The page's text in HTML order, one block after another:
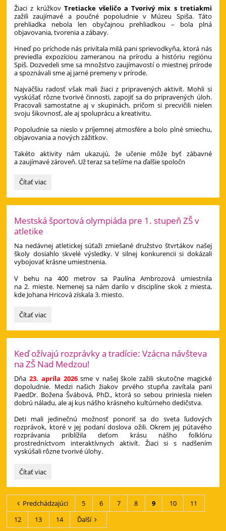
Žiaci z krúžkov Tretiacke všeličo a Tvorivý mix s tretiakmi
zažili zaujímavé a poučné popoludnie v Múzeu Spiša. Táto
prehliadka nebola len obyčajnou prehliadkou – bola plná
objavovania, tvorenia a zábavy.
Hneď po príchode nás privítala milá pani sprievodkyňa, ktorá nás
previedla expozíciou zameranou na prírodu a históriu regiónu
Spiš. Dozvedeli sme sa množstvo zaujímavostí o miestnej prírode
a spoznávali sme aj jarné premeny v prírode.
Najväčšiu radosť však mali žiaci z pripravených aktivít. Mohli si
vyskúšať rôzne tvorivé činnosti, zapojiť sa do pripravených úloh.
Pracovali samostatne aj v skupinách, pričom si precvičili nielen
svoju šikovnosť, ale aj spoluprácu a kreativitu.
Popoludnie sa nieslo v príjemnej atmosfére a bolo plné smiechu,
objavovania a nových zážitkov.
Takéto aktivity nám ukazujú, že učenie môže byť zábavné
a zaujímavé zároveň. Už teraz sa tešíme na ďalšie spoločn
Tretiacke
a
mix
na
prehliadke
v
Múzeu
Spiša:
Čítať viac
Mestská športová olympiáda pre 1. stupeň ZŠ v
atletike
Na nedávnej atletickej súťaži zmiešané družstvo štvrtákov našej
školy dosiahlo skvelé výsledky. V silnej konkurencii si dokázali
vybojovať krásne umiestnenia.
V behu na 400 metrov sa Paulína Ambrozová umiestnila
na 2. mieste. Nemenej sa nám darilo v disciplíne skok z miesta,
kde Johana Hricová získala 3. miesto.
Mestská
olympiáda
1.
stupeň
ZŠ
v
atletike:
Čítať viac
Keď ožívajú rozprávky a tradície: Vzácna návšteva
na ZŠ Nad Medzou!
Dňa23. apríla 2026sme v našej škole zažili skutočne magické
dopoludnie. Medzi našich žiakov prvého stupňa zavítala pani
PaedDr. Božena Švábová, PhD., ktorá so sebou priniesla nielen
dobrú náladu, ale aj kus nášho krásneho kultúrneho dedičstva.
Deti mali jedinečnú možnosť ponoriť sa do sveta ľudových
rozprávok, ktoré v jej podaní doslova ožili. Okrem jej pútavého
rozprávania priblížila deťom krásu nášho folklóru
prostredníctvom interaktívnych aktivít. Žiaci si s nadšením
vyskúšali rôzne tvorivé úlohy.
Keď
rozprávky
tradície:
Vzácna
návšteva
Čítať viac
Predchádzajúci 5 6 7 8 9 10
11
12
13 14 Ďalší